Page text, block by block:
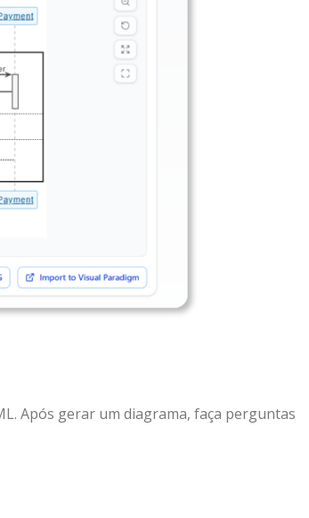
Após gerar um diagrama, faça perguntas